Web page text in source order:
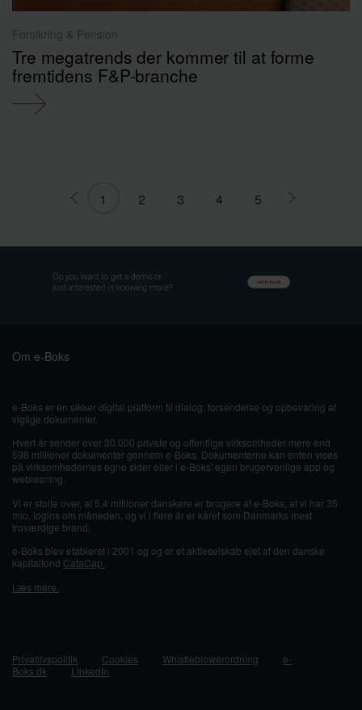
Forsikring & Pension
Tre megatrends der kommer til at forme
fremtidens F&P-branche
1 2 3 4 5
Om e-Boks
e-Boks er en sikker digital platform til dialog, forsendelse og opbevaring af
vigtige dokumenter.
Hvert år sender over 30.000 private og offentlige virksomheder mere end
598 millioner dokumenter gennem e-Boks. Dokumenterne kan enten vises
på virksomhedernes egne sider eller i e-Boks' egen brugervenlige app og
webløsning.
Vi er stolte over, at 5,4 millioner danskere er brugere af e-Boks, at vi har 35
mio. logins om måneden, og vi i flere år er kåret som Danmarks mest
troværdige brand.
e-Boks blev etableret i 2001 og og er et aktieselskab ejet af den danske
kapitalfond CataCap.
Læs mere.
Privatlivspolitik Cookies Whistleblowerordning
e-
Boks.dk
LinkedIn